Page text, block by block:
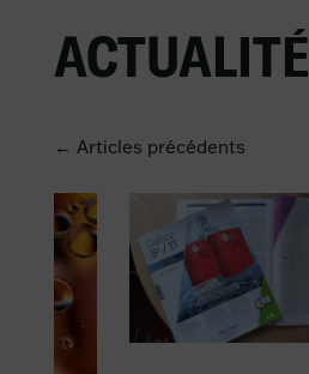
ACTUALITÉ
← Articles précédents